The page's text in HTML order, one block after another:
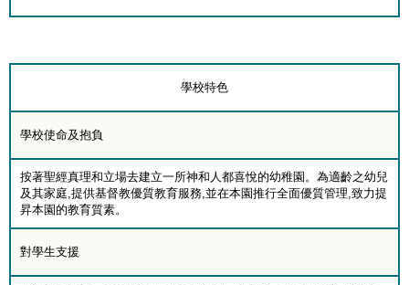
學校特色
學校使命及抱負
按著聖經真理和立場去建立一所神和人都喜悅的幼稚園。為適齡之幼兒
及其家庭,提供基督教優質教育服務,並在本園推行全面優質管理,致力提
昇本園的教育質素。
對學生支援